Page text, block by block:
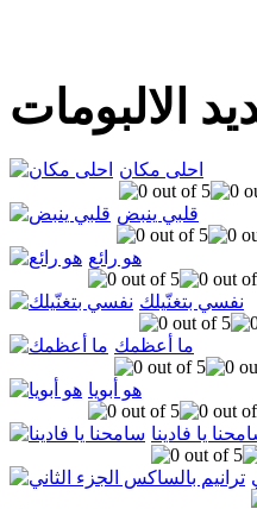
الالبومات
احلى مكان
قلبي ينبض
هو رائع
نفسي بتغنّيلك
ما أعظمك
هو أبويا
يا فادينا